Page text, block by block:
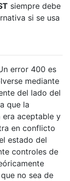
siempre debe
si se usa
error 400 es
mediante
del lado del
que la
era aceptable y
en conflicto
estado del
controles de
no sea de